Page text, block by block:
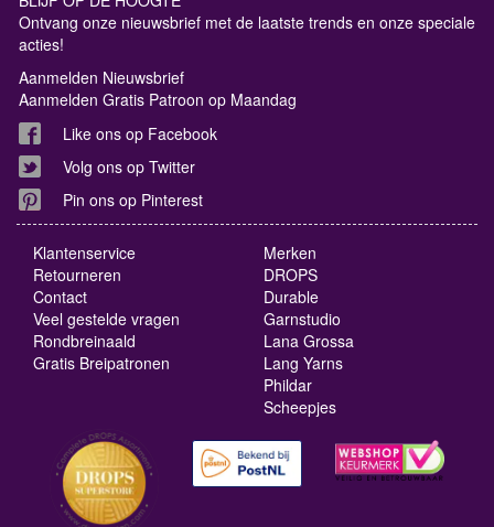
Ontvang onze nieuwsbrief met de laatste trends en onze speciale
acties!
Aanmelden Nieuwsbrief
Aanmelden Gratis Patroon op Maandag
Like ons op Facebook
Volg ons op Twitter
Pin ons op Pinterest
Klantenservice
Retourneren
Contact
Veel gestelde vragen
Rondbreinaald
Gratis Breipatronen
Merken
DROPS
Durable
Garnstudio
Lana Grossa
Lang Yarns
Phildar
Scheepjes